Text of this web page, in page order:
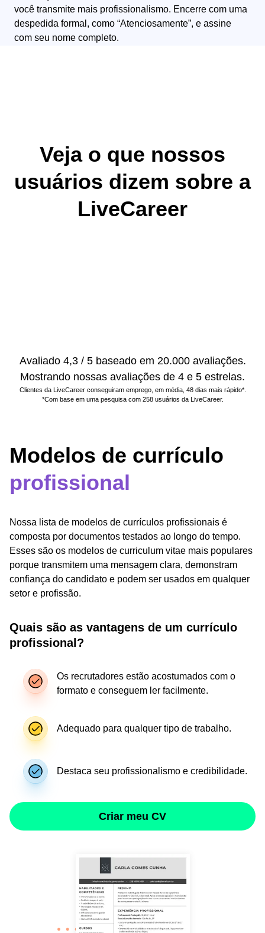
você transmite mais profissionalismo. Encerre com uma
despedida formal, como “Atenciosamente”, e assine
com seu nome completo.
Veja o que nossos
usuários dizem sobre a
LiveCareer
Avaliado 4,3 / 5 baseado em 20.000 avaliações.
Mostrando nossas avaliações de 4 e 5 estrelas.
Clientes da LiveCareer conseguiram emprego, em média, 48 dias mais rápido*.
*Com base em uma pesquisa com 258 usuários da LiveCareer.
Modelos de currículo
profissional
Nossa lista de modelos de currículos profissionais é
composta por documentos testados ao longo do tempo.
Esses são os modelos de curriculum vitae mais populares
porque transmitem uma mensagem clara, demonstram
confiança do candidato e podem ser usados em qualquer
setor e profissão.
Quais são as vantagens de um currículo
profissional?
Os recrutadores estão acostumados com o
formato e conseguem ler facilmente.
Adequado para qualquer tipo de trabalho.
Destaca seu profissionalismo e credibilidade.
Criar meu CV